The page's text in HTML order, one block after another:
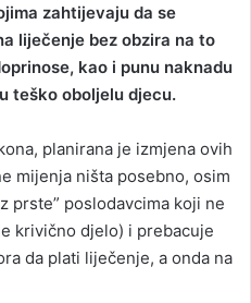
zahtijevaju da se
liječenje bez obzira na to
kao i punu naknadu
teško oboljelu djecu.
planirana je izmjena ovih
mijenja ništa posebno, osim
prste” poslodavcima koji ne
krivično djelo) i prebacuje
da plati liječenje, a onda na